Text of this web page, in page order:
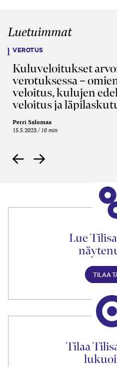
Luetuimmat
VEROTUS
Kulu­veloitukset
verotuksessa –
veloitus, kulujen
veloitus ja
Petri Salomaa
15.5.2023 10 min
Lue
TILAA
Tilaa